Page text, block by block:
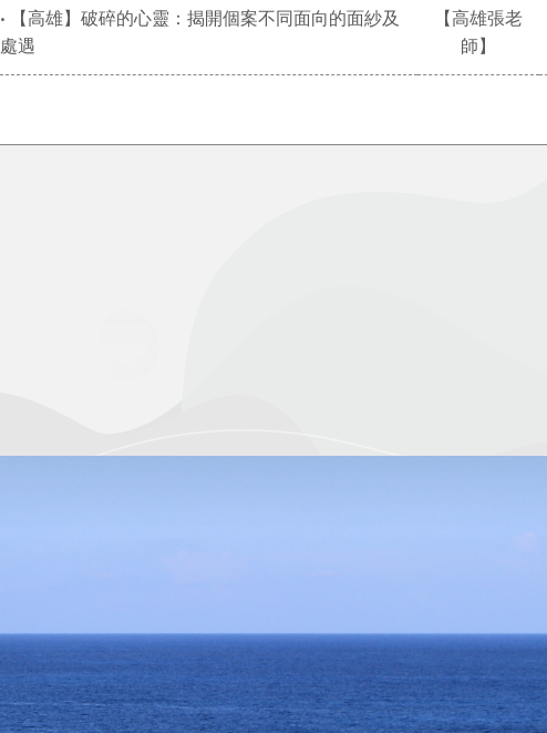
‧ 【高雄】破碎的心靈：揭開個案不同面向的面紗及
處遇
【高雄張老
師】